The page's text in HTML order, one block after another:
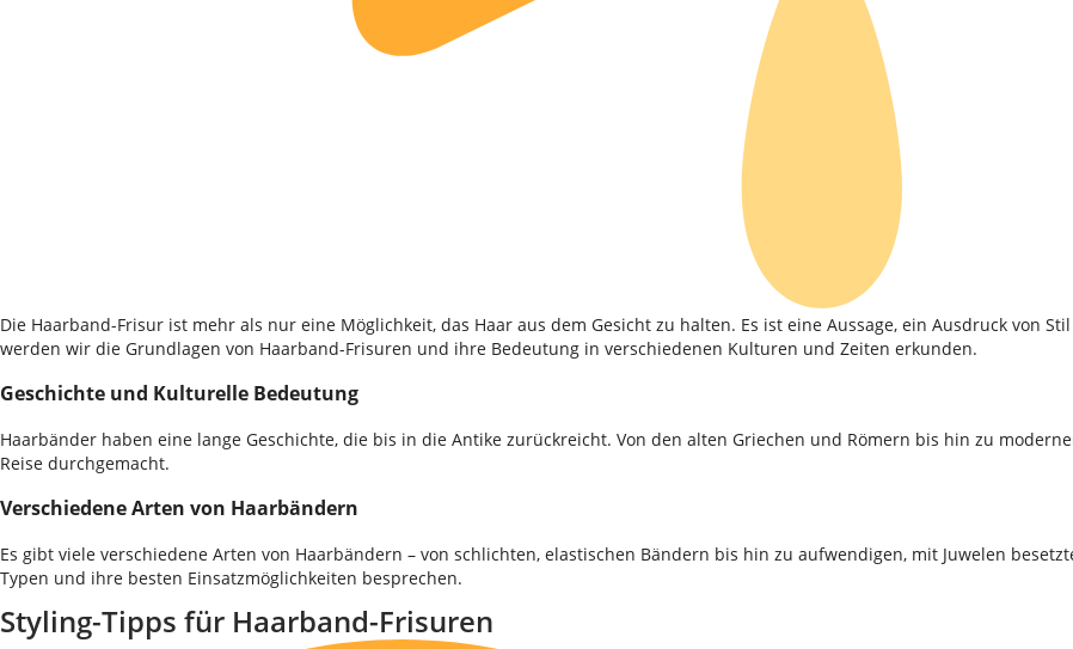
Die Haarband-Frisur ist mehr als nur eine Möglichkeit, das Haar aus dem Gesicht zu halten. Es ist eine Aussage, ein Ausdruck von
werden wir die Grundlagen von Haarband-Frisuren und ihre Bedeutung in verschiedenen Kulturen und Zeiten erkunden.
Geschichte und Kulturelle Bedeutung
Haarbänder haben eine lange Geschichte, die bis in die Antike zurückreicht. Von den alten Griechen und Römern bis hin zu
Reise durchgemacht.
Verschiedene Arten von Haarbändern
Es gibt viele verschiedene Arten von Haarbändern – von schlichten, elastischen Bändern bis hin zu aufwendigen, mit Juwelen
Typen und ihre besten Einsatzmöglichkeiten besprechen.
Styling-Tipps für Haarband-Frisuren